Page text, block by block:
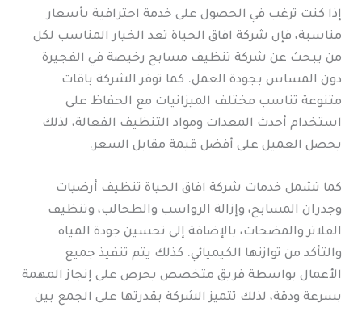
إذا كنت ترغب في الحصول على خدمة احترافية بأسعار
مناسبة، فإن شركة افاق الحياة تعد الخيار المناسب لكل
من يبحث عن شركة تنظيف مسابح رخيصة في الفجيرة
دون المساس بجودة العمل. كما توفر الشركة باقات
متنوعة تناسب مختلف الميزانيات مع الحفاظ على
استخدام أحدث المعدات ومواد التنظيف الفعالة، لذلك
يحصل العميل على أفضل قيمة مقابل السعر.
كما تشمل خدمات شركة افاق الحياة تنظيف أرضيات
وجدران المسابح، وإزالة الرواسب والطحالب، وتنظيف
الفلاتر والمضخات، بالإضافة إلى تحسين جودة المياه
والتأكد من توازنها الكيميائي. كذلك يتم تنفيذ جميع
الأعمال بواسطة فريق متخصص يحرص على إنجاز المهمة
بسرعة ودقة، لذلك تتميز الشركة بقدرتها على الجمع بين